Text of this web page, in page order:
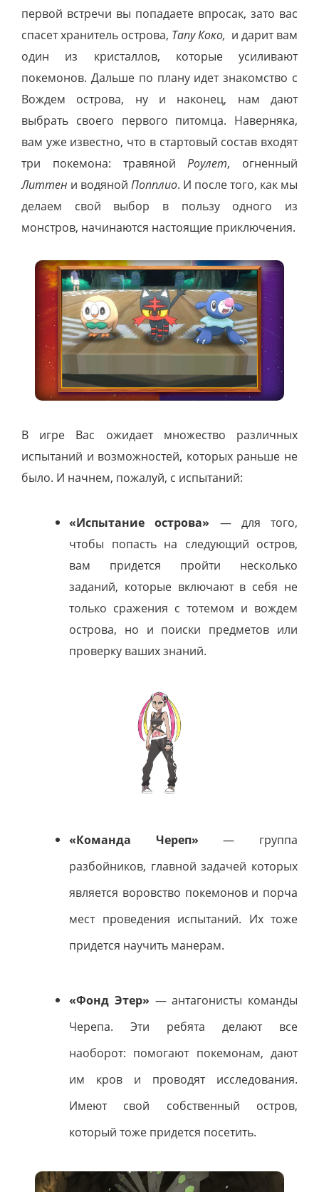
первой встречи вы попадаете впросак, зато вас
спасет хранитель острова, Тапу Коко, и дарит вам
один из кристаллов, которые усиливают
покемонов. Дальше по плану идет знакомство с
Вождем острова, ну и наконец, нам дают
выбрать своего первого питомца. Наверняка,
вам уже известно, что в стартовый состав входят
три покемона: травянойРоулет, огненный
Литтен и водяной Попплио. И после того, как мы
делаем свой выбор в пользу одного из
монстров, начинаются настоящие приключения.
В игре Вас ожидает множество различных
испытаний и возможностей, которых раньше не
было. И начнем, пожалуй, с испытаний:
«Испытание острова» — для того,
чтобы попасть на следующий остров,
вам придется пройти несколько
заданий, которые включают в себя не
только сражения с тотемом и вождем
острова, но и поиски предметов или
проверку ваших знаний.
«Команда Череп» — группа
разбойников, главной задачей которых
является воровство покемонов и порча
мест проведения испытаний. Их тоже
придется научить манерам.
«Фонд Этер» — антагонисты команды
Черепа. Эти ребята делают все
наоборот: помогают покемонам, дают
им кров и проводят исследования.
Имеют свой собственный остров,
который тоже придется посетить.